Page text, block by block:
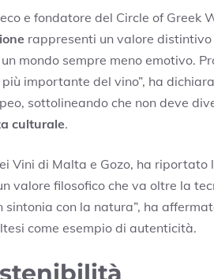
e fondatore del Circle of Greek
rappresenti un valore distintivo
mondo sempre meno emotivo.
importante del vino”, ha
sottolineando che non deve
culturale.
Vini di Malta e Gozo, ha riportato
valore filosofico che va oltre la
con la natura”, ha
come esempio di autenticità.